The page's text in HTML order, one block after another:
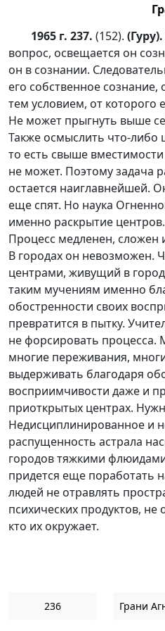
1965 г. 237. (152). (Гуру).
вопрос, освещается он
он в сознании.
его собственное сознание,
тем условием, от которого
Не может прыгнуть выше
Также осмыслить что-либо
то есть свыше
не может. Поэтому задача
остается наиглавнейшей.
еще спят. Но наука
именно раскрытие
Процесс медленен, сложен
В городах он невозможен.
центрами, живущий в
таким мучениям именно
обостренности своих
превратится в пытку.
не форсировать процесса.
многие переживания,
выдерживать благодаря
восприимчивости даже и
приоткрытых центрах.
Недисциплинированное и
распущенность астрала
городов тяжкими
придется еще поработать
людей не отравлять
психических продуктов, не
кто их окружает.
236